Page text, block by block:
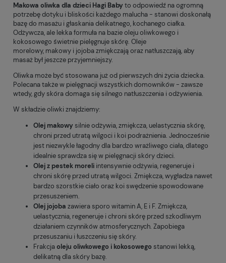
Makowa oliwka dla dzieci Hagi Babyto odpowiedź na ogromną
potrzebę dotyku i bliskości każdego malucha - stanowi doskonałą
bazę do masażu i głaskania delikatnego, kochanego ciałka.
Odżywcza, ale lekka formuła na bazie oleju oliwkowego i
kokosowego świetnie pielęgnuje skórę. Oleje
morelowy, makowy i jojoba zmiękczają oraz natłuszczają, aby
masaż był jeszcze przyjemniejszy.
Oliwka może być stosowana już od pierwszych dni życia dziecka.
Polecana także w pielęgnacji wszystkich domowników - zawsze
wtedy, gdy skóra domaga się silnego natłuszczenia i odżywienia.
W składzie oliwki znajdziemy:
Olej makowy silnie odżywia, zmiękcza, uelastycznia skórę,
chroni przed utratą wilgoci i koi podrażnienia. Jednocześnie
jest niezwykle łagodny dla bardzo wrażliwego ciała, dlatego
idealnie sprawdza się w pielęgnacji skóry dzieci.
Olej z pestek moreli intensywnie odżywia, regeneruje i
chroni skórę przed utratą wilgoci. Zmiękcza, wygładza nawet
bardzo szorstkie ciało oraz koi swędzenie spowodowane
przesuszeniem.
Olej jojoba zawiera sporo witamin A, E i F. Zmiękcza,
uelastycznia, regeneruje i chroni skórę przed szkodliwym
działaniem czynników atmosferycznych. Zapobiega
przesuszaniu i łuszczeniu się skóry.
Frakcjaoleju oliwkowego i kokosowego stanowi lekką,
delikatną dla skóry bazę.